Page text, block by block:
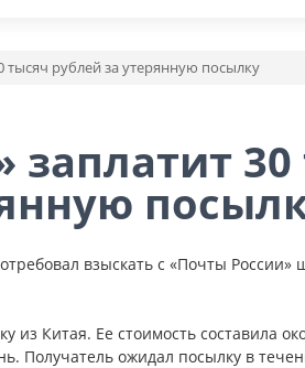
тысяч рублей за утерянную посылку
заплатит
взыскать с «Почты России»
из Китая. Ее стоимость составила
Получатель ожидал посылку в